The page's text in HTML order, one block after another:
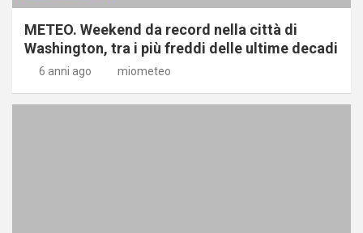
METEO. Weekend da record nella città di
Washington, tra i più freddi delle ultime decadi
6 anni ago miometeo